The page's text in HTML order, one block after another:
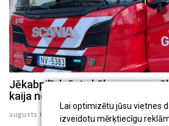
Lai optimizētu jūsu vietnes
izveidotu mērķtiecīgu
Jēkabpilī dzēsts kūlas
kaija no 30 metru augsta torņa
augusts 05 , 2026